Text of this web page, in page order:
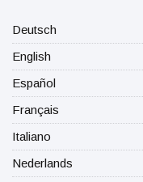
Deutsch
English
Español
Français
Italiano
Nederlands